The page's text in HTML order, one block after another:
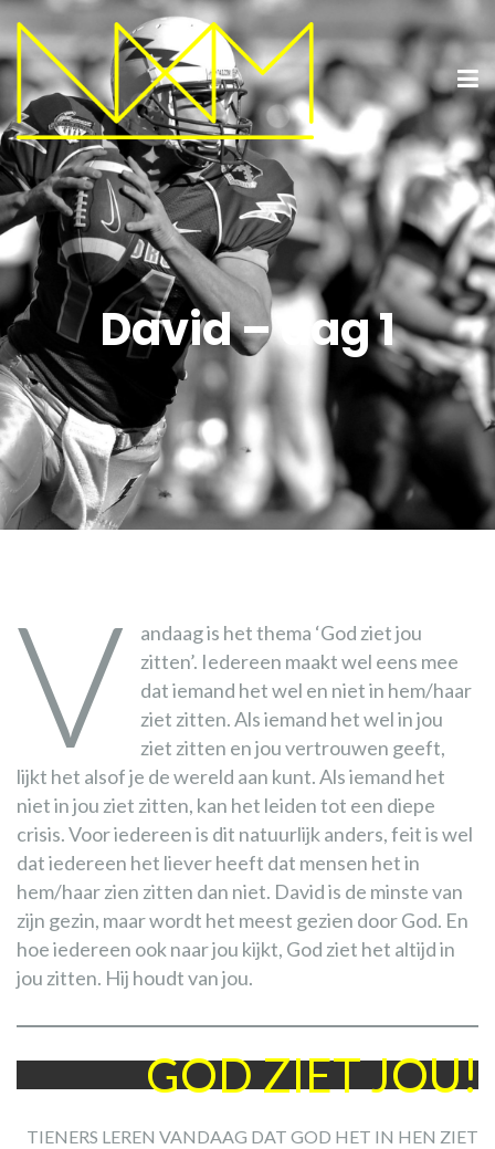
David – dag 1
V
andaag is het thema ‘God ziet jou
zitten’. Iedereen maakt wel eens mee
dat iemand het wel en niet in hem/haar
ziet zitten. Als iemand het wel in jou
ziet zitten en jou vertrouwen geeft,
lijkt het alsof je de wereld aan kunt. Als iemand het
niet in jou ziet zitten, kan het leiden tot een diepe
crisis. Voor iedereen is dit natuurlijk anders, feit is wel
dat iedereen het liever heeft dat mensen het in
hem/haar zien zitten dan niet. David is de minste van
zijn gezin, maar wordt het meest gezien door God. En
hoe iedereen ook naar jou kijkt, God ziet het altijd in
jou zitten. Hij houdt van jou.
GOD ZIET JOU!
TIENERS LEREN VANDAAG DAT GOD HET IN HEN ZIET